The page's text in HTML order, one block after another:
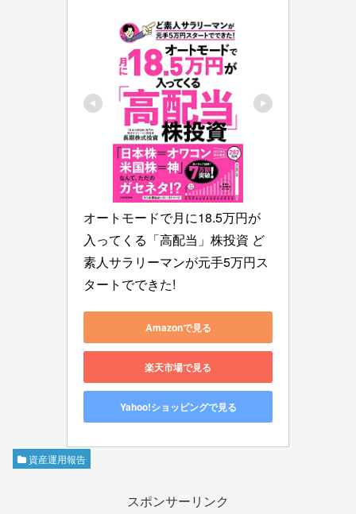
オートモードで月に18.5万円が
入ってくる「高配当」株投資 ど
素人サラリーマンが元手5万円ス
タートでできた!
Amazonで見る
楽天市場で見る
Yahoo!ショッピングで見る
資産運用報告
スポンサーリンク